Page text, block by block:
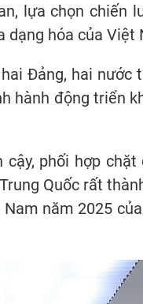
lựa chọn chiến
dạng hóa của Việt
Đảng, hai nước
hành động triển
phối hợp
Quốc rất
năm 2025